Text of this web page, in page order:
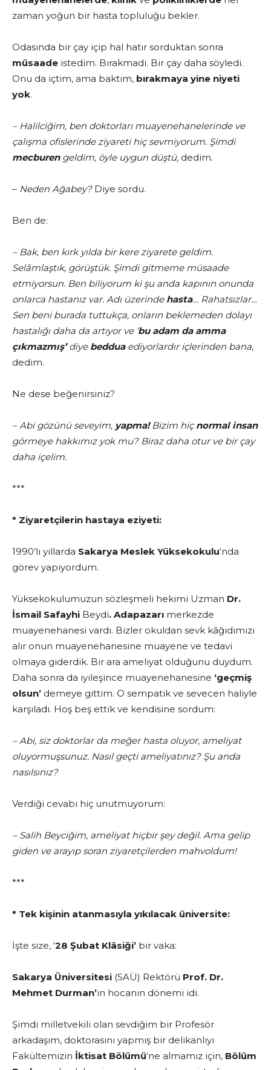
zaman yoğun bir hasta topluluğu bekler.
Odasında bir çay içip hal hatır sorduktan sonra
müsaade istedim. Bırakmadı. Bir çay daha söyledi.
Onu da içtim, ama baktım, bırakmaya yine niyeti
yok.
– Halilciğim, ben doktorları muayenehanelerinde ve
çalışma ofislerinde ziyareti hiç sevmiyorum. Şimdi
mecburengeldim, öyle uygun düştü, dedim.
– Neden Ağabey?Diye sordu.
Ben de:
– Bak, ben kırk yılda bir kere ziyarete geldim.
Selâmlaştık, görüştük. Şimdi gitmeme müsaade
etmiyorsun. Ben biliyorum ki şu anda kapının onunda
onlarca hastanız var. Adı üzerinde hasta… Rahatsızlar…
Sen beni burada tuttukça, onların beklemeden dolayı
hastalığı daha da artıyor ve ‘ bu adam da amma
çıkmazmış’diye bedduaediyorlardır içlerinden bana,
dedim.
Ne dese beğenirsiniz?
– Abi gözünü seveyim, yapma!Bizim hiçnormal insan
görmeye hakkımız yok mu? Biraz daha otur ve bir çay
daha içelim.
***
* Ziyaretçilerin hastaya eziyeti:
1990’lı yıllarda Sakarya Meslek Yüksekokulu‘nda
görev yapıyordum.
Yüksekokulumuzun sözleşmeli hekimi Uzman Dr.
İsmail Safayhi Beydi. Adapazarı merkezde
muayenehanesi vardı. Bizler okuldan sevk kâğıdımızı
alır onun muayenehanesine muayene ve tedavi
olmaya giderdik. Bir ara ameliyat olduğunu duydum.
Daha sonra da iyileşince muayenehanesine ‘geçmiş
olsun’ demeye gittim. O sempatik ve sevecen haliyle
karşıladı. Hoş beş ettik ve kendisine sordum:
– Abi, siz doktorlar da meğer hasta oluyor, ameliyat
oluyormuşsunuz. Nasıl geçti ameliyatınız? Şu anda
nasılsınız?
Verdiği cevabı hiç unutmuyorum:
– Salih Beyciğim, ameliyat hiçbir şey değil. Ama gelip
giden ve arayıp soran ziyaretçilerden mahvoldum!
***
* Tek kişinin atanmasıyla yıkılacak üniversite:
İşte size, ‘28 Şubat Klâsiği’ bir vaka:
Sakarya Üniversitesi (SAÜ) Rektörü Prof. Dr.
Mehmet Durman’ın hocanın dönemi idi.
Şimdi milletvekili olan sevdiğim bir Profesör
arkadaşım, doktorasını yapmış bir delikanlıyı
Fakültemizin İktisat Bölümü‘ne almamız için, Bölüm